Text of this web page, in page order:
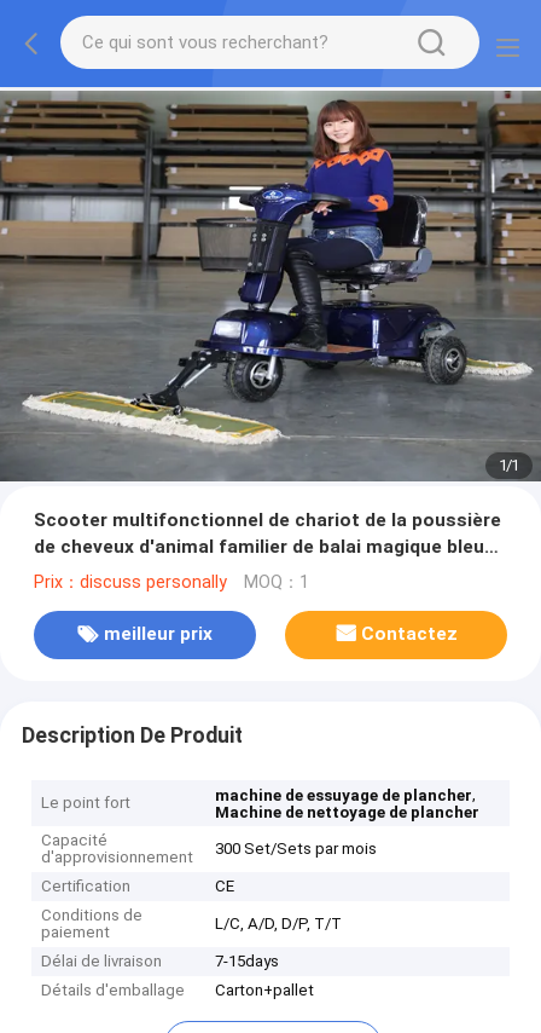
1/1
Scooter multifonctionnel de chariot de la poussière
de cheveux d'animal familier de balai magique bleu
de Dycon qui respecte l'environnement
Prix：discuss personally MOQ：1
meilleur prix Contactez
Description De Produit
Le point fort machine de essuyage de plancher,
Machine de nettoyage de plancher
Capacité
d'approvisionnement
300 Set/Sets par mois
Certification
CE
Conditions de
paiement
L/C, A/D, D/P, T/T
Délai de livraison
7-15days
Détails d'emballage
Carton+pallet